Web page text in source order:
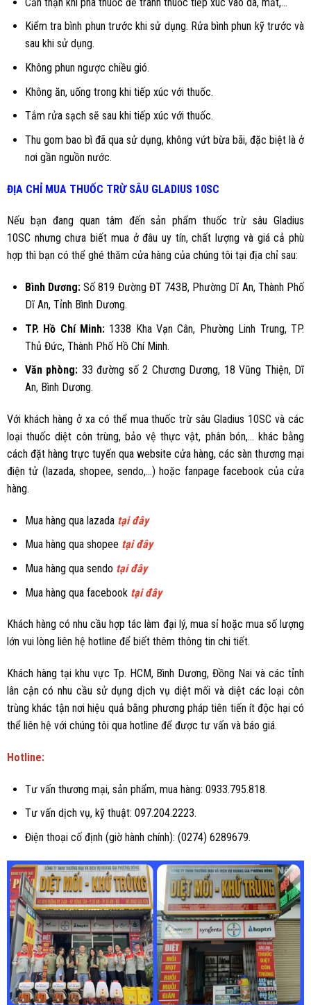
Kiểm tra bình phun trước khi sử dụng. Rửa bình phun kỹ trước và
sau khi sử dụng.
Không phun ngược chiều gió.
Không ăn, uống trong khi tiếp xúc với thuốc.
Tắm rửa sạch sẽ sau khi tiếp xúc với thuốc.
Thu gom bao bì đã qua sử dụng, không vứt bừa bãi, đặc biệt là ở
nơi gần nguồn nước.
ĐỊA CHỈ MUA THUỐC TRỪ SÂU GLADIUS 10SC
Nếu bạn đang quan tâm đến sản phẩmthuốc trừsâu Gladius
10SC nhưng chưa biết mua ở đâu uy tín, chất lượng và giá cả phù
hợp thì bạn có thể ghé thăm cửa hàng của chúng tôi tại địa chỉ sau:
Bình Dương: Số 819 Đường ĐT 743B, Phường Dĩ An, Thành Phố
Dĩ An, Tỉnh Bình Dương.
TP. Hồ Chí Minh:1338 Kha Vạn Cân, Phường Linh Trung, TP.
Thủ Đức, Thành Phố Hồ Chí Minh.
Văn phòng: 33 đường số 2 Chương Dương, 18 Vũng Thiện, Dĩ
An, Bình Dương.
Với khách hàng ở xa có thể muathuốc trừsâu Gladius 10SCvà các
loại thuốc diệt côn trùng, bảo vệ thực vật, phân bón,… khác bằng
cách đặt hàng trực tuyến qua website cửa hàng, các sàn thương mại
điện tử (lazada,shopee, sendo,...) hoặc fanpage facebook của cửa
hàng.
Mua hàng qua lazada tại đây
Mua hàng qua shopee tại đây
Mua hàng qua sendo tại đây
Mua hàng qua facebook tại đây
Khách hàng có nhu cầu hợp tác làm đại lý, mua sỉ hoặc mua số lượng
lớn vui lòng liên hệ hotline để biết thêm thông tin chi tiết.
Khách hàng tại khu vực Tp. HCM, Bình Dương, Đồng Nai và các tỉnh
lân cận có nhu cầu sử dụng dịch vụ diệt mối và diệt các loại côn
trùng khác tận nơi hiệu quả bằng phương pháp tiên tiến ít độc hại có
thể liên hệ với chúng tôi qua hotline để được tư vấn và báo giá.
Hotline:
Tư vấn thương mại, sản phẩm, mua hàng: 0933.795.818.
Tư vấn dịch vụ, kỹ thuật: 097.204.2223.
Điện thoại cố định (giờ hành chính): (0274) 6289679.